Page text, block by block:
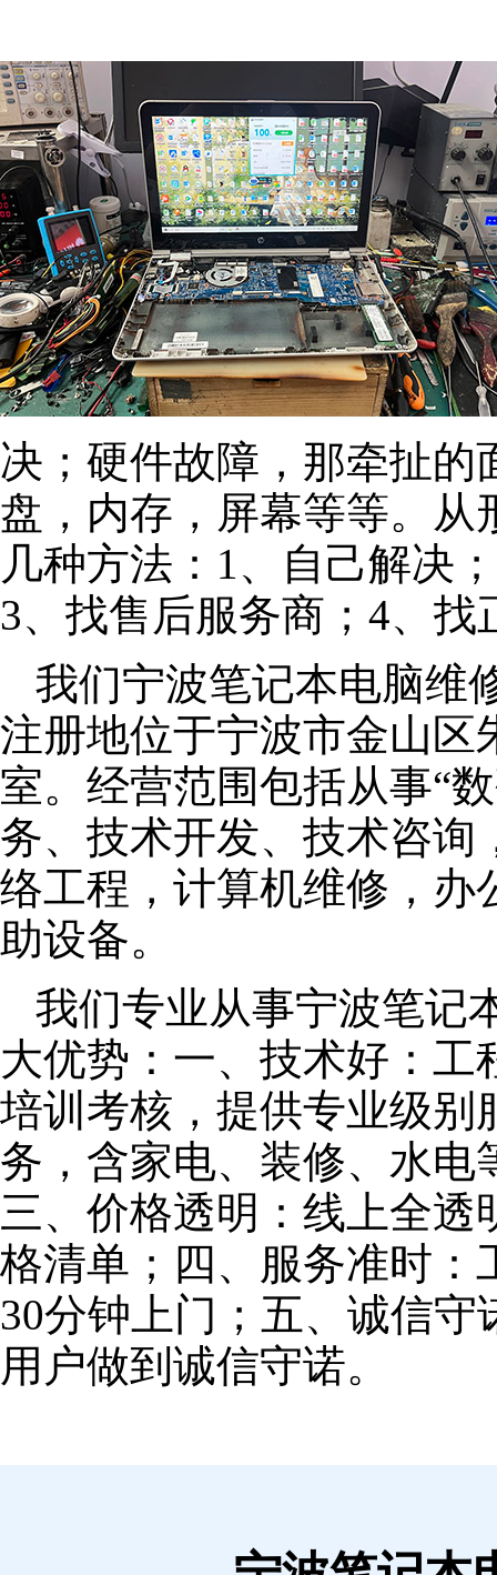
决；硬件故障，那牵扯的
盘，内存，屏幕等等。从
几种方法：1、自己解决
3、找售后服务商；4、找
我们宁波笔记本电脑维
注册地位于宁波市金山区
室。经营范围包括从事“
务、技术开发、技术咨询
络工程，计算机维修，办
助设备。
我们专业从事宁波笔记
大优势：一、技术好：
培训考核，提供专业级别
务，含家电、装修、水电
三、价格透明：线上全
格清单；四、服务准时：
30分钟上门；五、诚信
用户做到诚信守诺。